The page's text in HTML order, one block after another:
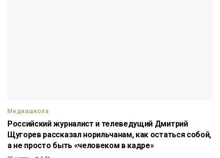
Медиашкола
Российский журналист и телеведущий Дмитрий
Щугорев рассказал норильчанам, как остаться собой,
а не просто быть «человеком в кадре»